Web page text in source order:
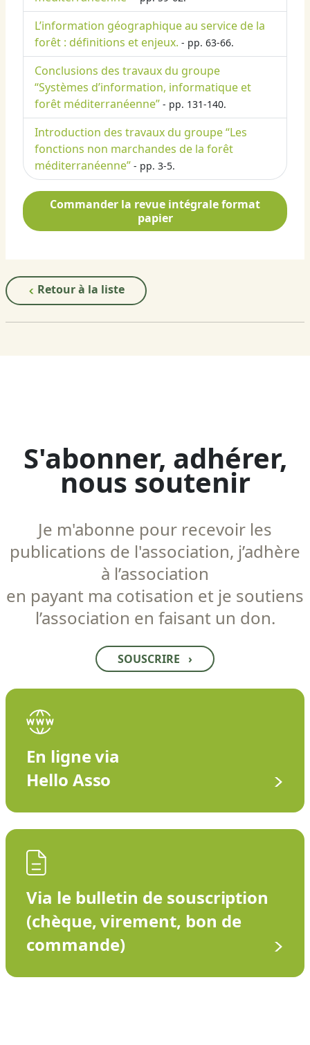
L’information géographique au service de la
forêt : définitions et enjeux. - pp. 63-66.
Conclusions des travaux du groupe
“Systèmes d’information, informatique et
forêt méditerranéenne” - pp. 131-140.
Introduction des travaux du groupe “Les
fonctions non marchandes de la forêt
méditerranéenne” - pp. 3-5.
Commander la revue intégrale format
papier
Retour à la liste
S'abonner, adhérer,
nous soutenir
Je m'abonne pour recevoir les
publications de l'association, j’adhère
à l’association
en payant ma cotisation et je soutiens
l’association en faisant un don.
SOUSCRIRE ›
En ligne via
Hello Asso
Via le bulletin de souscription
(chèque, virement, bon de
commande)